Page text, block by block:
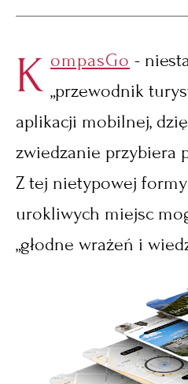
K ompasGo -
„przewodnik
aplikacji mobilnej,
zwiedzanie przybiera
Z tej nietypowej
urokliwych miejsc
„głodne wrażeń i